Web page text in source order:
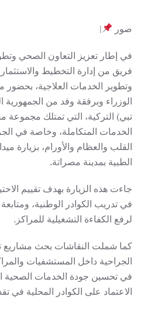
صور |
في إطار تعزيز التعاون الصحي
فريق من إدارة التخطيط
وتطوير الخدمات العلاجية،
الوزراء وبرفقة وفد من
تبي) التركية، التي تمتلك
الخدمات المتكاملة، وخاصة في
القلب والعظام والأورام، بزيارة
الطبية بمدينة مصراتة.
جاءت هذه الزيارة بهدف تقييم
في تدريب الكوادر الوطنية،
لرفع الكفاءة التشغيلية للمراكز.
كما شملت النقاشات بحث مشاريع
الجراحية داخل المستشفيات
في تحسين جودة الخدمات الصحية
الاعتماد على الكوادر المحلية في